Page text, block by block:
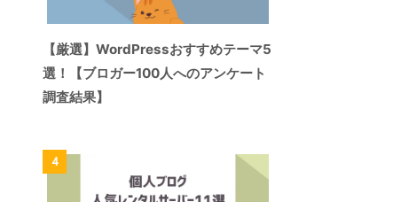
【厳選】WordPressおすすめテーマ5
選！【ブロガー100人へのアンケート
調査結果】
4